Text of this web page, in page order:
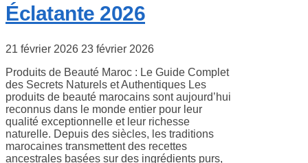
Éclatante 2026
21 février 2026 23 février 2026
Produits de Beauté Maroc : Le Guide Complet
des Secrets Naturels et Authentiques Les
produits de beauté marocains sont aujourd’hui
reconnus dans le monde entier pour leur
qualité exceptionnelle et leur richesse
naturelle. Depuis des siècles, les traditions
marocaines transmettent des recettes
ancestrales basées sur des ingrédients purs,